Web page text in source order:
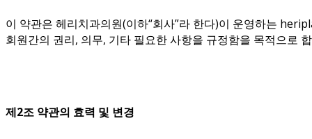
이 약관은 헤리치과의원(이하“회사”라 한다)이 운영하는
회원간의 권리, 의무, 기타 필요한 사항을 규정함을 목적으로
제2조 약관의 효력 및 변경